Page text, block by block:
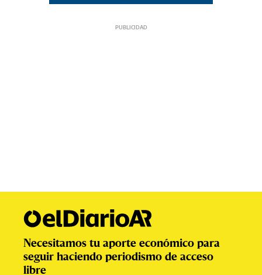
Necesitamos tu aporte económico para
seguir haciendo periodismo de acceso
libre